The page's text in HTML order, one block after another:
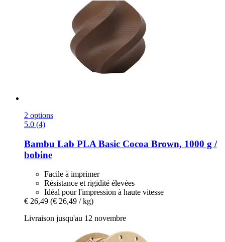
2 options
5.0 (4)
Bambu Lab PLA Basic Cocoa Brown, 1000 g /
bobine
Facile à imprimer
Résistance et rigidité élevées
Idéal pour l'impression à haute vitesse
€ 26,49 (€ 26,49 / kg)
Livraison jusqu'au 12 novembre